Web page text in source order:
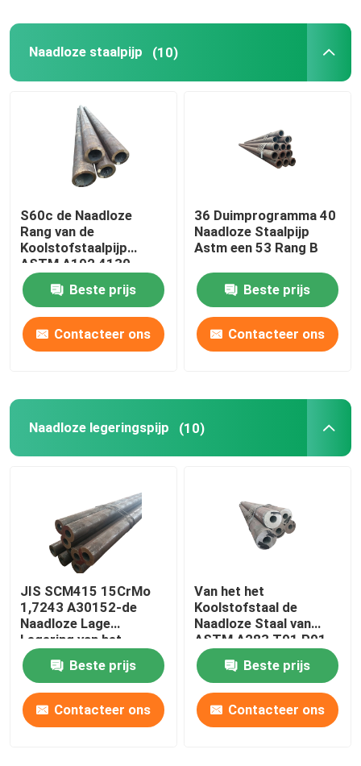
De Bar van de boilerrooster
Ronde Staalstaaf
De Deur van de boileroven
Het Kettingwiel van de rolketting
Vaste Roosterboiler
Naadloze staalpijp (10)
S60c de Naadloze
Rang van de
Koolstofstaalpijp
ASTM A192 4130
Beste prijs
Contacteer ons
36 Duimprogramma 40
Naadloze Staalpijp
Astm een 53 Rang B
Beste prijs
Contacteer ons
Naadloze legeringspijp (10)
JIS SCM415 15CrMo
1,7243 A30152-de
Naadloze Lage
Legering van het
Pijpstaal
Beste prijs
Contacteer ons
Van het het
Koolstofstaal de
Naadloze Staal van
ASTM A283 T91 P91
P22 P11 Buis 42CrMo
15CrMoBeste prijs
Contacteer ons